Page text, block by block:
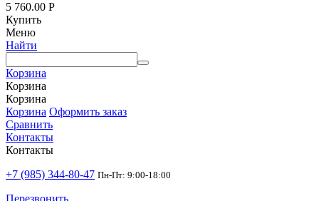
5 760.00 Р
Купить
Меню
Найти
Корзина
Корзина
Корзина
Корзина Оформить заказ
Сравнить
Контакты
Контакты
+7 (985) 344-80-47 Пн-Пт: 9:00-18:00